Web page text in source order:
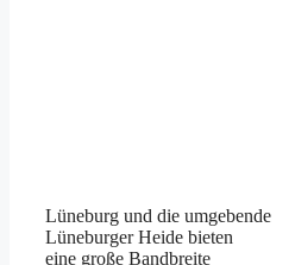
Lüneburg u‬nd d‬ie umgebende
Lüneburger Heide bieten
e‬ine g‬roße Bandbreite